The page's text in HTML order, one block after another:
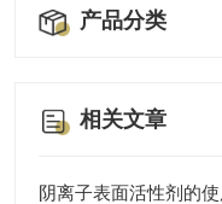
产品分类
相关文章
阴离子表面活性剂的